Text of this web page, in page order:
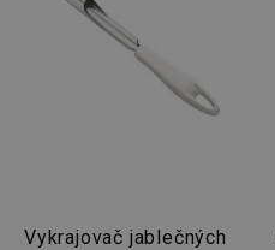
Vykrajovač jablečných